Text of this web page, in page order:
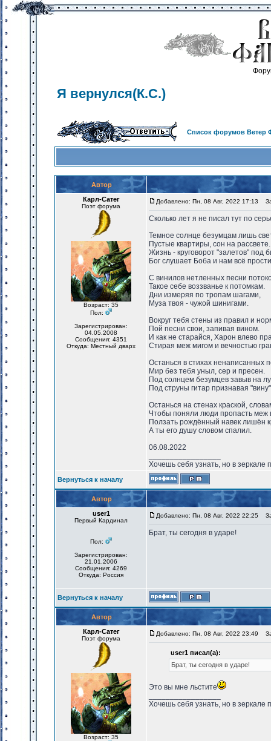
Я вернулся(К.С.)
Список форумов Ветер
Автор
Карл-Сатег
Поэт форума
Возраст: 35
Пол:
Зарегистрирован:
04.05.2008
Сообщения: 4351
Откуда: Местный дварх
Добавлено: Пн, 08 Авг, 2022 17:13
Сколько лет я не писал тут по
Темное солнце безумцам лишь
Пустые квартиры, сон на рассвете.
Жизнь - круговорот "залетов" под
Бог слушает Боба и нам всё
С винилов нетленных песни
Такое себе воззванье к потомкам.
Дни измеряя по тропам шагами,
Муза твоя - чужой шинигами.
Вокруг тебя стены из правил и
Пой песни свои, запивая вином.
И как не старайся, Харон влево
Стирая меж мигом и вечностью
Останься в стихах ненаписанных
Мир без тебя уныл, сер и пресен.
Под солнцем безумцев завыв на
Под струны гитар признавая
Останься на стенах краской,
Чтобы поняли люди пропасть меж
Ползать рождённый навек лишён
А ты его душу словом спалил.
06.08.2022
Хочешь себя узнать, но в зеркале
Вернуться к началу
Автор
user1
Первый Кардинал
Пол:
Зарегистрирован:
21.01.2006
Сообщения: 4269
Откуда: Россия
Добавлено: Пн, 08 Авг, 2022 22:25
Брат, ты сегодня в ударе!
Вернуться к началу
Автор
Карл-Сатег
Поэт форума
Возраст: 35
Добавлено: Пн, 08 Авг, 2022 23:49
user1 писал(а):
Брат, ты сегодня в ударе!
Это вы мне льстите
Хочешь себя узнать, но в зеркале